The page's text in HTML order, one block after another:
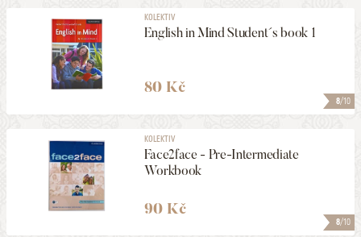
8/10
KOLEKTIV
English in Mind Student´s book 1
80 Kč
8/10
KOLEKTIV
Face2face - Pre-Intermediate
Workbook
90 Kč